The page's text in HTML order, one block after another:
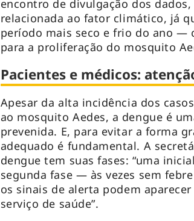
encontro de divulgação dos
relacionada ao fator climático, já
período mais seco e frio do ano —
para a proliferação do mosquito
Pacientes e médicos:
Apesar da alta incidência dos
ao mosquito Aedes, a dengue é
prevenida. E, para evitar a forma
adequado é fundamental. A
dengue tem suas fases: “uma
segunda fase — às vezes sem
os sinais de alerta podem
serviço de saúde”.